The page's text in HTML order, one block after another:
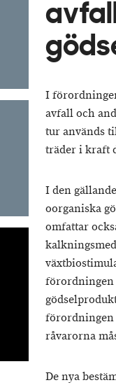
I
avfall och
tur används
träder i kraft
I den
oorganiska
omfattar
förordningen
förordningen
råvarorna
De nya